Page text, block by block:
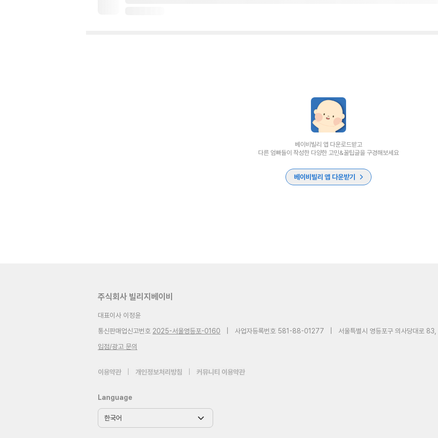
베이비빌리 앱 다운로드받고
다른 엄빠들이 작성한 다양한 고민&꿀팁글을 구경해보세요
베이비빌리 앱 다운받기
주식회사 빌리지베이비
대표이사 이정윤
통신판매업신고번호 2025-서울영등포-0160 사업자등록번호 581-88-01277
서울특별시 영등포구 의사당대로
입점/광고 문의
이용약관 개인정보처리방침 커뮤니티 이용약관
Language